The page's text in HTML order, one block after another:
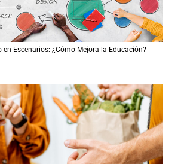
en Escenarios: ¿Cómo Mejora la Educación?